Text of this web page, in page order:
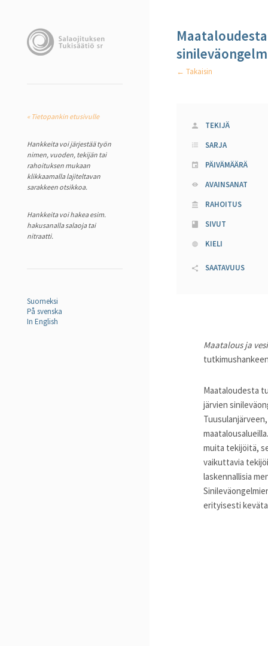
« Tietopankin etusivulle
Hankkeita voi järjestää työn
nimen, vuoden, tekijän tai
rahoituksen mukaan
klikkaamalla lajiteltavan
sarakkeen otsikkoa.
Hankkeita voi hakea esim.
hakusanalla salaoja tai
nitraatti.
Suomeksi
På svenska
In English
← Takaisin
TEKIJÄ
SARJA
PÄIVÄMÄÄRÄ
AVAINSANAT
RAHOITUS
SIVUT
KIELI
SAATAVUUS
Maatalous ja
Maataloudesta
järvien
muita tekijöitä,
vaikuttavia
laskennallisia
erityisesti